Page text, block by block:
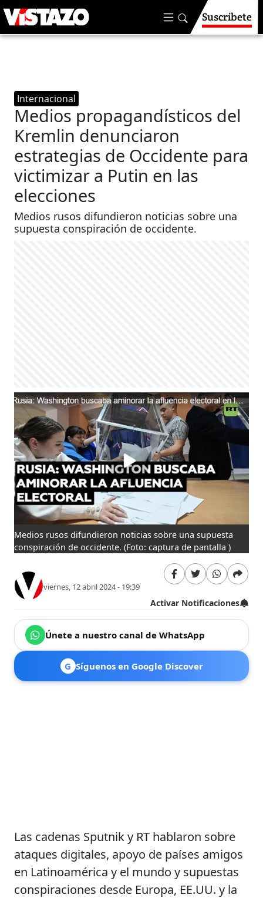
Suscríbete
Internacional
Medios propagandísticos del
Kremlin denunciaron
estrategias de Occidente para
victimizar a Putin en las
elecciones
Medios rusos difundieron noticias sobre una
supuesta conspiración de occidente.
Medios rusos difundieron noticias sobre una supuesta
conspiración de occidente.(Foto: captura de pantalla )
viernes, 12 abril 2024 - 19:39
Activar Notificaciones
Únete a nuestro canal de WhatsApp
G Síguenos en Google Discover
Las cadenas Sputnik y RT hablaron sobre
ataques digitales, apoyo de países amigos
en Latinoamérica y el mundo y supuestas
conspiraciones desde Europa, EE.UU. y la